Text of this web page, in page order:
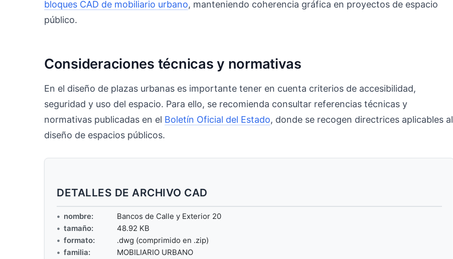
bloques CAD de mobiliario urbano, manteniendo coherencia gráfica en proyectos de espacio
público.
Consideraciones técnicas y normativas
En el diseño de plazas urbanas es importante tener en cuenta criterios de accesibilidad,
seguridad y uso del espacio. Para ello, se recomienda consultar referencias técnicas y
normativas publicadas en el Boletín Oficial del Estado, donde se recogen directrices aplicables al
diseño de espacios públicos.
DETALLES DE ARCHIVO CAD
nombre:
Bancos de Calle y Exterior 20
tamaño:
48.92 KB
formato:
.dwg (comprimido en .zip)
familia:
MOBILIARIO URBANO